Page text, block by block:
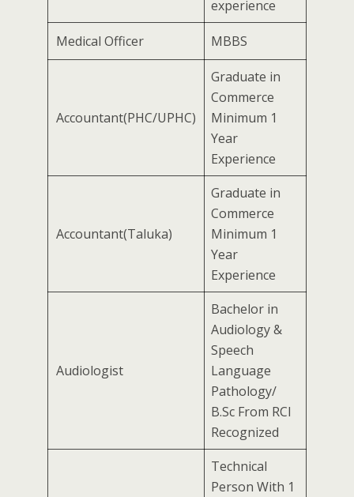
experience
Medical Officer MBBS
Accountant(PHC/UPHC)
Graduate in
Commerce
Minimum 1
Year
Experience
Accountant(Taluka)
Graduate in
Commerce
Minimum 1
Year
Experience
Audiologist
Bachelor in
Audiology &
Speech
Language
Pathology/
B.Sc From RCI
Recognized
Technical
Person With 1